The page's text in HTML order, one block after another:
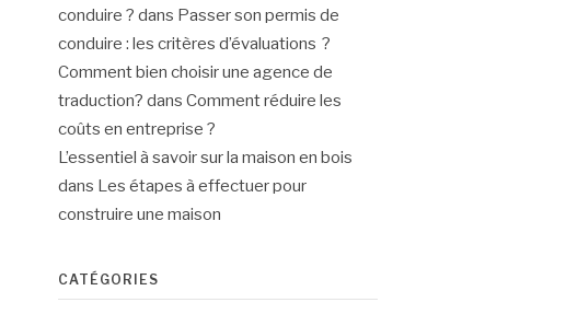
conduire ? dans Passer son permis de
conduire : les critères d’évaluations ?
Comment bien choisir une agence de
traduction? dans Comment réduire les
coûts en entreprise ?
L’essentiel à savoir sur la maison en bois
dans Les étapes à effectuer pour
construire une maison
CATÉGORIES